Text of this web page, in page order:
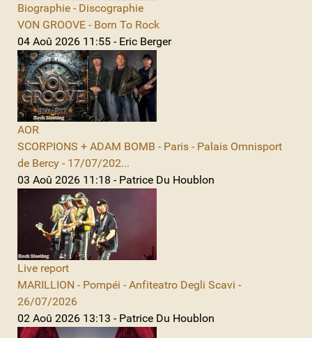
Biographie - Discographie
VON GROOVE - Born To Rock
04 Aoû 2026 11:55 - Eric Berger
AOR
SCORPIONS + ADAM BOMB - Paris - Palais Omnisport
de Bercy - 17/07/202...
03 Aoû 2026 11:18 - Patrice Du Houblon
Live report
MARILLION - Pompéi - Anfiteatro Degli Scavi -
26/07/2026
02 Aoû 2026 13:13 - Patrice Du Houblon